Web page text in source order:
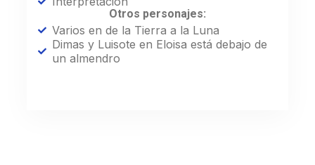
Otros personajes:
Varios en de la Tierra a la Luna
Dimas y Luisote en Eloisa está debajo de
un almendro